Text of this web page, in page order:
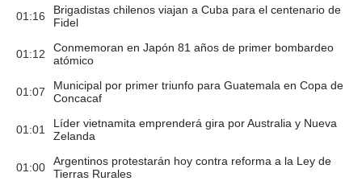
01:16
Brigadistas chilenos viajan a Cuba para el centenario de
Fidel
01:12
Conmemoran en Japón 81 años de primer bombardeo
atómico
01:07
Municipal por primer triunfo para Guatemala en Copa de
Concacaf
01:01
Líder vietnamita emprenderá gira por Australia y Nueva
Zelanda
01:00
Argentinos protestarán hoy contra reforma a la Ley de
Tierras Rurales